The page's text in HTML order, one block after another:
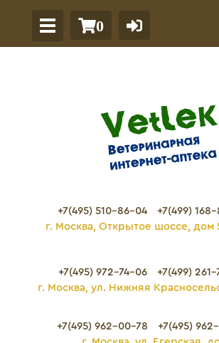
0
+7(495) 510-86-04
+7(499)
г. Москва, Открытое шоссе, дом
+7(495) 972-74-06
+7(499)
г. Москва, ул. Нижняя
+7(495) 962-00-78
+7(495)